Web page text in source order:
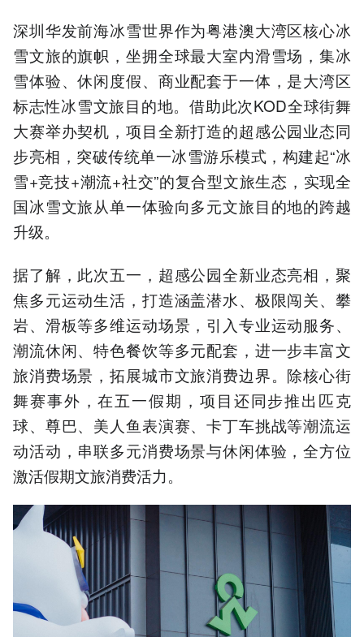
深圳华发前海冰雪世界作为粤港澳大湾区核心冰
雪文旅的旗帜，坐拥全球最大室内滑雪场，集冰
雪体验、休闲度假、商业配套于一体，是大湾区
标志性冰雪文旅目的地。借助此次KOD全球街舞
大赛举办契机，项目全新打造的超感公园业态同
步亮相，突破传统单一冰雪游乐模式，构建起“冰
雪+竞技+潮流+社交”的复合型文旅生态，实现全
国冰雪文旅从单一体验向多元文旅目的地的跨越
升级。
据了解，此次五一，超感公园全新业态亮相，聚
焦多元运动生活，打造涵盖潜水、极限闯关、攀
岩、滑板等多维运动场景，引入专业运动服务、
潮流休闲、特色餐饮等多元配套，进一步丰富文
旅消费场景，拓展城市文旅消费边界。除核心街
舞赛事外，在五一假期，项目还同步推出匹克
球、尊巴、美人鱼表演赛、卡丁车挑战等潮流运
动活动，串联多元消费场景与休闲体验，全方位
激活假期文旅消费活力。